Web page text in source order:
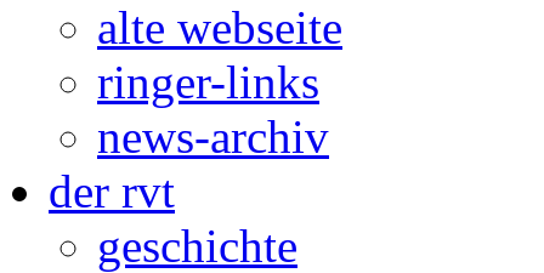
alte webseite
ringer-links
news-archiv
der rvt
geschichte